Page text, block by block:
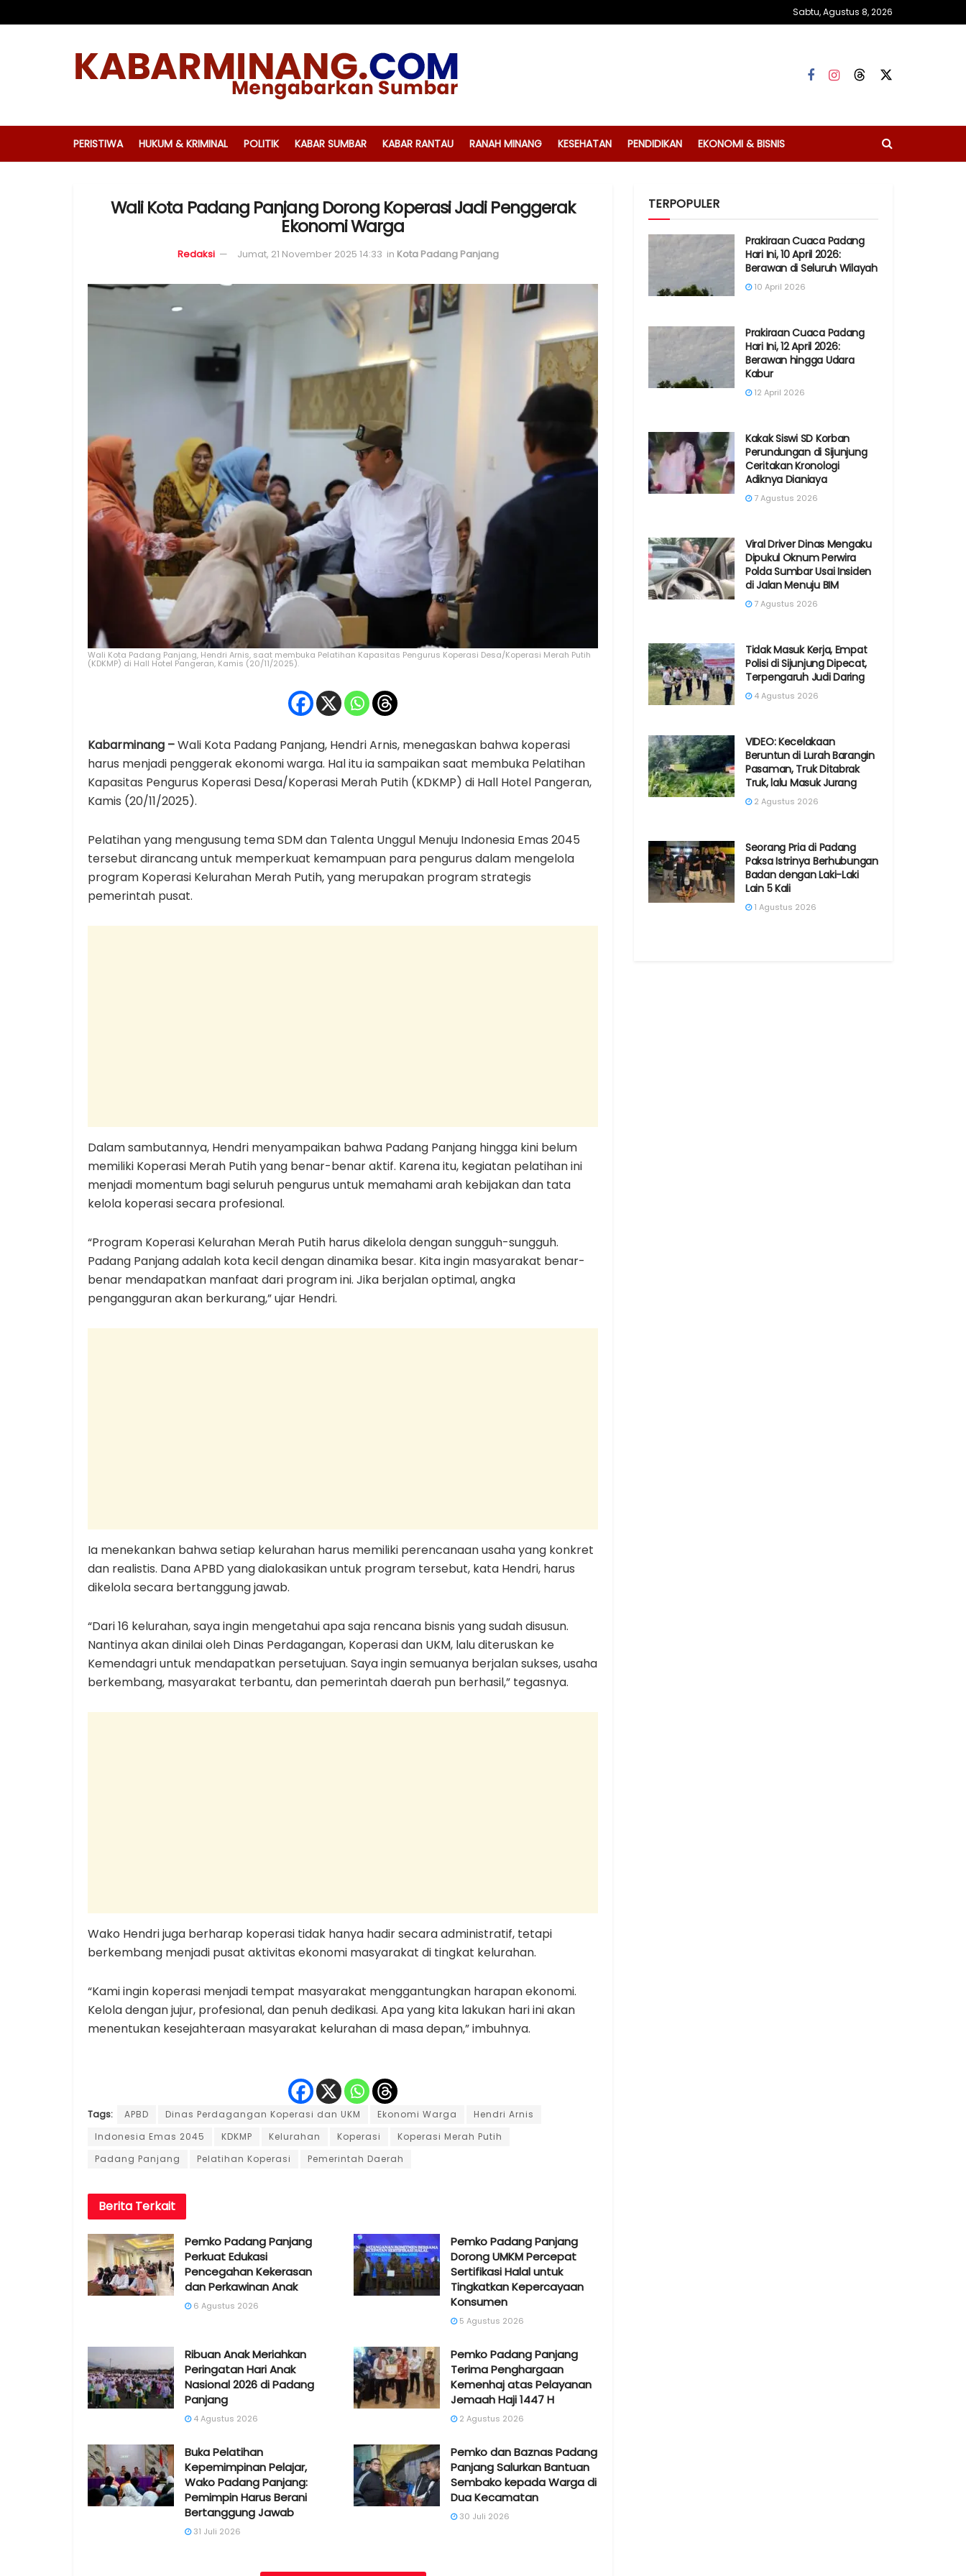
Sabtu, Agustus 8, 2026
PERISTIWA HUKUM & KRIMINAL POLITIK KABAR SUMBAR KABAR RANTAU RANAH MINANG KESEHATAN PENDIDIKAN EKONOMI & BISNIS
Wali Kota Padang Panjang Dorong Koperasi Jadi Penggerak
Ekonomi Warga
Redaksi Jumat, 21 November 2025 14:33 in Kota Padang Panjang
Wali Kota Padang Panjang, Hendri Arnis, saat membuka Pelatihan Kapasitas Pengurus Koperasi Desa/Koperasi Merah Putih
(KDKMP) di Hall Hotel Pangeran, Kamis (20/11/2025).
Kabarminang –Wali Kota Padang Panjang, Hendri Arnis, menegaskan bahwa koperasi
harus menjadi penggerak ekonomi warga. Hal itu ia sampaikan saat membuka Pelatihan
Kapasitas Pengurus Koperasi Desa/Koperasi Merah Putih (KDKMP) di Hall Hotel Pangeran,
Kamis (20/11/2025).
Pelatihan yang mengusung tema SDM dan Talenta Unggul Menuju Indonesia Emas 2045
tersebut dirancang untuk memperkuat kemampuan para pengurus dalam mengelola
program Koperasi Kelurahan Merah Putih, yang merupakan program strategis
pemerintah pusat.
Dalam sambutannya, Hendri menyampaikan bahwa Padang Panjang hingga kini belum
memiliki Koperasi Merah Putih yang benar-benar aktif. Karena itu, kegiatan pelatihan ini
menjadi momentum bagi seluruh pengurus untuk memahami arah kebijakan dan tata
kelola koperasi secara profesional.
“Program Koperasi Kelurahan Merah Putih harus dikelola dengan sungguh-sungguh.
Padang Panjang adalah kota kecil dengan dinamika besar. Kita ingin masyarakat benar-
benar mendapatkan manfaat dari program ini. Jika berjalan optimal, angka
pengangguran akan berkurang,” ujar Hendri.
Ia menekankan bahwa setiap kelurahan harus memiliki perencanaan usaha yang konkret
dan realistis. Dana APBD yang dialokasikan untuk program tersebut, kata Hendri, harus
dikelola secara bertanggung jawab.
“Dari 16 kelurahan, saya ingin mengetahui apa saja rencana bisnis yang sudah disusun.
Nantinya akan dinilai oleh Dinas Perdagangan, Koperasi dan UKM, lalu diteruskan ke
Kemendagri untuk mendapatkan persetujuan. Saya ingin semuanya berjalan sukses, usaha
berkembang, masyarakat terbantu, dan pemerintah daerah pun berhasil,” tegasnya.
Wako Hendri juga berharap koperasi tidak hanya hadir secara administratif, tetapi
berkembang menjadi pusat aktivitas ekonomi masyarakat di tingkat kelurahan.
“Kami ingin koperasi menjadi tempat masyarakat menggantungkan harapan ekonomi.
Kelola dengan jujur, profesional, dan penuh dedikasi. Apa yang kita lakukan hari ini akan
menentukan kesejahteraan masyarakat kelurahan di masa depan,” imbuhnya.
Tags: APBD Dinas Perdagangan Koperasi dan UKM Ekonomi Warga
Hendri Arnis
Indonesia Emas 2045
KDKMP Kelurahan Koperasi
Koperasi Merah Putih
Padang Panjang
Pelatihan Koperasi Pemerintah Daerah
Berita Terkait
Pemko Padang Panjang
Perkuat Edukasi
Pencegahan Kekerasan
dan Perkawinan Anak
6 Agustus 2026
Pemko Padang Panjang
Dorong UMKM Percepat
Sertifikasi Halal untuk
Tingkatkan Kepercayaan
Konsumen
5 Agustus 2026
Ribuan Anak Meriahkan
Peringatan Hari Anak
Nasional 2026 di Padang
Panjang
4 Agustus 2026
Pemko Padang Panjang
Terima Penghargaan
Kemenhaj atas Pelayanan
Jemaah Haji 1447 H
2 Agustus 2026
Buka Pelatihan
Kepemimpinan Pelajar,
Wako Padang Panjang:
Pemimpin Harus Berani
Bertanggung Jawab
31 Juli 2026
Pemko dan Baznas Padang
Panjang Salurkan Bantuan
Sembako kepada Warga di
Dua Kecamatan
30 Juli 2026
TERPOPULER
Prakiraan Cuaca Padang
Hari Ini, 10 April 2026:
Berawan di Seluruh Wilayah
10 April 2026
Prakiraan Cuaca Padang
Hari Ini, 12 April 2026:
Berawan hingga Udara
Kabur
12 April 2026
Kakak Siswi SD Korban
Perundungan di Sijunjung
Ceritakan Kronologi
Adiknya Dianiaya
7 Agustus 2026
Viral Driver Dinas Mengaku
Dipukul Oknum Perwira
Polda Sumbar Usai Insiden
di Jalan Menuju BIM
7 Agustus 2026
Tidak Masuk Kerja, Empat
Polisi di Sijunjung Dipecat,
Terpengaruh Judi Daring
4 Agustus 2026
VIDEO: Kecelakaan
Beruntun di Lurah Barangin
Pasaman, Truk Ditabrak
Truk, lalu Masuk Jurang
2 Agustus 2026
Seorang Pria di Padang
Paksa Istrinya Berhubungan
Badan dengan Laki-Laki
Lain 5 Kali
1 Agustus 2026